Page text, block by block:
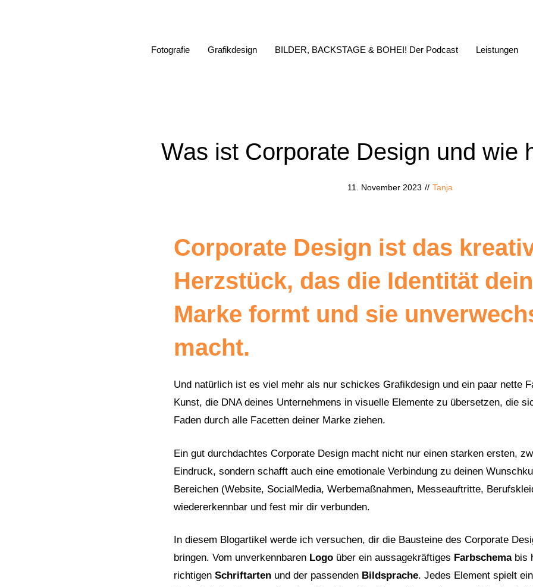
Fotografie Grafikdesign BILDER, BACKSTAGE & BOHEI! Der Podcast Leistungen
Was ist Corporate Design und wie
11. November 2023 // Tanja
Corporate Design ist das
Herzstück, das die Identität
Marke formt und sie
macht.
Und natürlich ist es viel mehr als nur schickes Grafikdesign und ein paar nette
Kunst, die DNA deines Unternehmens in visuelle Elemente zu übersetzen, die
Faden durch alle Facetten deiner Marke ziehen.
Ein gut durchdachtes Corporate Design macht nicht nur einen starken ersten,
Eindruck, sondern schafft auch eine emotionale Verbindung zu deinen
Bereichen (Website, SocialMedia, Werbemaßnahmen, Messeauftritte,
wiedererkennbar und fest mir dir verbunden.
In diesem Blogartikel werde ich versuchen, dir die Bausteine des Corporate
bringen. Vom unverkennbaren Logo über ein aussagekräftiges Farbschemabis
richtigen Schriftarten und der passenden Bildsprache. Jedes Element spielt